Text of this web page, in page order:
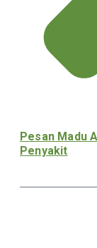
Pesan Madu
Penyakit